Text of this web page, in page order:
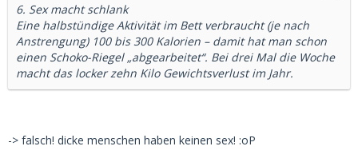
6. Sex macht schlank
Eine halbstündige Aktivität im Bett verbraucht (je nach
Anstrengung) 100 bis 300 Kalorien – damit hat man schon
einen Schoko-Riegel „abgearbeitet“. Bei drei Mal die Woche
macht das locker zehn Kilo Gewichtsverlust im Jahr.
-> falsch! dicke menschen haben keinen sex! :oP